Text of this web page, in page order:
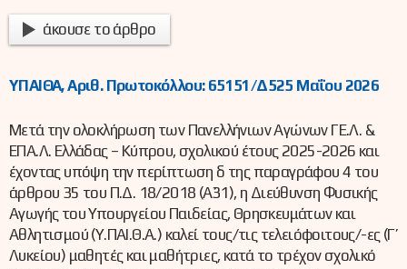
άκουσε το άρθρο
ΥΠΑΙΘΑ, Αριθ. Πρωτοκόλλου: 65151/Δ525 Μαΐου 2026
Μετά την ολοκλήρωση των Πανελλήνιων Αγώνων ΓΕ.Λ. &
ΕΠΑ.Λ. Ελλάδας – Κύπρου, σχολικού έτους 2025-2026 και
έχοντας υπόψη την περίπτωση δ της παραγράφου 4 του
άρθρου 35 του Π.Δ. 18/2018 (Α΄31), η Διεύθυνση Φυσικής
Αγωγής του Υπουργείου Παιδείας, Θρησκευμάτων και
Αθλητισμού (Υ.ΠΑΙ.Θ.Α.) καλεί τους/τις τελειόφοιτους/-ες (Γ’
Λυκείου) μαθητές και μαθήτριες, κατά το τρέχον σχολικό